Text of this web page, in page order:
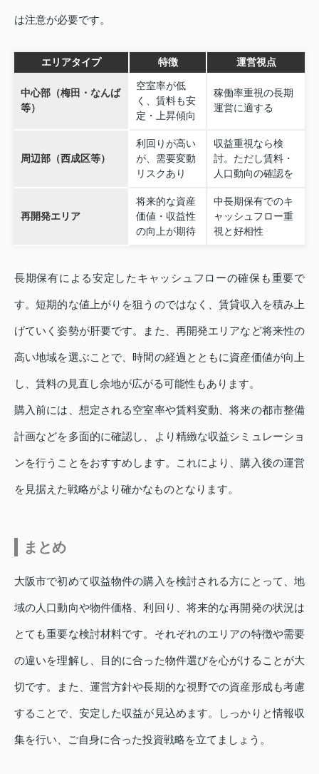
は注意が必要です。
エリアタイプ 特徴 運営視点
中心部（梅田・なんば
等）
空室率が低
く、賃料も安
定・上昇傾向
稼働率重視の長期
運営に適する
周辺部（西成区等）
利回りが高い
が、需要変動
リスクあり
収益重視なら検
討。ただし賃料・
人口動向の確認を
再開発エリア
将来的な資産
価値・収益性
の向上が期待
中長期保有でのキ
ャッシュフロー重
視と好相性
長期保有による安定したキャッシュフローの確保も重要で
す。短期的な値上がりを狙うのではなく、賃貸収入を積み上
げていく姿勢が肝要です。また、再開発エリアなど将来性の
高い地域を選ぶことで、時間の経過とともに資産価値が向上
し、賃料の見直し余地が広がる可能性もあります。
購入前には、想定される空室率や賃料変動、将来の都市整備
計画などを多面的に確認し、より精緻な収益シミュレーショ
ンを行うことをおすすめします。これにより、購入後の運営
を見据えた戦略がより確かなものとなります。
まとめ
大阪市で初めて収益物件の購入を検討される方にとって、地
域の人口動向や物件価格、利回り、将来的な再開発の状況は
とても重要な検討材料です。それぞれのエリアの特徴や需要
の違いを理解し、目的に合った物件選びを心がけることが大
切です。また、運営方針や長期的な視野での資産形成も考慮
することで、安定した収益が見込めます。しっかりと情報収
集を行い、ご自身に合った投資戦略を立てましょう。